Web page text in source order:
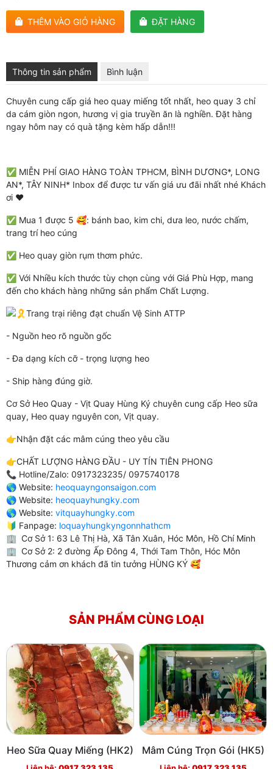
THÊM VÀO GIỎ HÀNG ĐẶT HÀNG
Thông tin sản phẩm Bình luận
Chuyên cung cấp giá heo quay miếng tốt nhất, heo quay 3 chỉ
da cám giòn ngon, hương vị gia truyền ăn là nghiền. Đặt hàng
ngay hôm nay có quà tặng kèm hấp dẫn!!!
✅ MIỄN PHÍ GIAO HÀNG TOÀN TPHCM, BÌNH DƯƠNG*, LONG
AN*, TÂY NINH* Inbox để được tư vấn giá ưu đãi nhất nhé Khách
ơi ❤
✅ Mua 1 được 5 🥰: bánh bao, kim chi, dưa leo, nước chấm,
trang trí heo cúng
✅ Heo quay giòn rụm thơm phức.
✅ Với Nhiều kích thước tùy chọn cùng với Giá Phù Hợp, mang
đến cho khách hàng những sản phẩm Chất Lượng.
Trang trại riêng đạt chuẩn Vệ Sinh ATTP
- Nguồn heo rõ nguồn gốc
- Đa dạng kích cỡ - trọng lượng heo
- Ship hàng đúng giờ.
Cơ Sở Heo Quay - Vịt Quay Hùng Ký chuyên cung cấp Heo sữa
quay, Heo quay nguyên con, Vịt quay.
👉Nhận đặt các mâm cúng theo yêu cầu
👉CHẤT LƯỢNG HÀNG ĐẦU - UY TÍN TIÊN PHONG
📞 Hotline/Zalo: 0917323235/ 0975740178
🌎 Website: heoquayngonsaigon.com
🌎 Website: heoquayhungky.com
🌎 Website: vitquayhungky.com
🔰 Fanpage: loquayhungkyngonnhathcm
🏢 Cơ Sở 1: 63 Lê Thị Hà, Xã Tân Xuân, Hóc Môn, Hồ Chí Minh
🏢 Cơ Sở 2: 2 đường Ấp Đông 4, Thới Tam Thôn, Hóc Môn
Thương cảm ơn khách đã tin tưởng HÙNG KÝ 🥰
SẢN PHẨM CÙNG LOẠI
Heo Sữa Quay Miếng (HK2) Mâm Cúng Trọn Gói (HK5)